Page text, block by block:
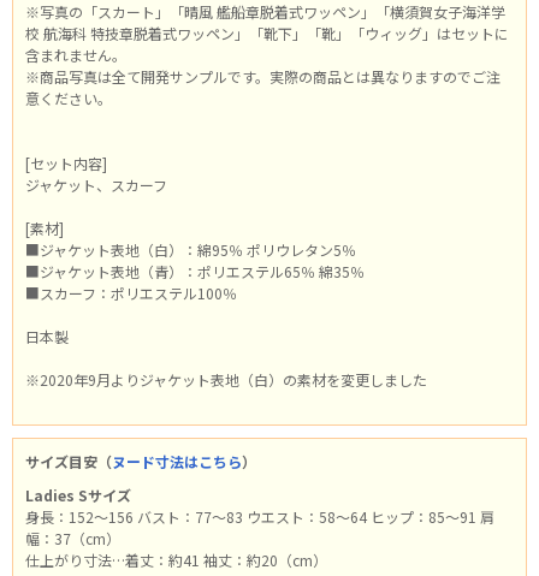
※写真の「スカート」「晴風 艦船章脱着式ワッペン」「横須賀女子海洋学
校 航海科 特技章脱着式ワッペン」「靴下」「靴」「ウィッグ」はセットに
含まれません。
※商品写真は全て開発サンプルです。実際の商品とは異なりますのでご注
意ください。
[セット内容]
ジャケット、スカーフ
[素材]
■ジャケット表地（白）：綿95％ ポリウレタン5％
■ジャケット表地（青）：ポリエステル65％ 綿35％
■スカーフ：ポリエステル100％
日本製
※2020年9月よりジャケット表地（白）の素材を変更しました
サイズ目安（ヌード寸法はこちら）
Ladies Sサイズ
身長：152～156 バスト：77～83 ウエスト：58～64 ヒップ：85～91 肩
幅：37（cm）
仕上がり寸法…着丈：約41 袖丈：約20（cm）